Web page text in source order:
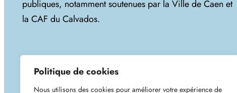
Politique de cookies
Nous utilisons des cookies pour améliorer votre expérience de
publiques, notamment soutenues par la Ville de Caen et
la CAF du Calvados.